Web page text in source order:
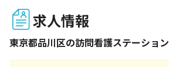
求人情報
東京都品川区の訪問看護ステーション